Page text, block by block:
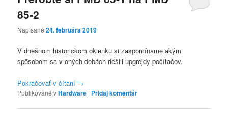
85-2
Napísané24. februára 2019
V dnešnom historickom okienku si zaspomíname akým
spôsobom sa v oných dobách riešili upgrejdy počítačov.
Pokračovať v čítaní →
Publikované vHardware | Pridaj komentár